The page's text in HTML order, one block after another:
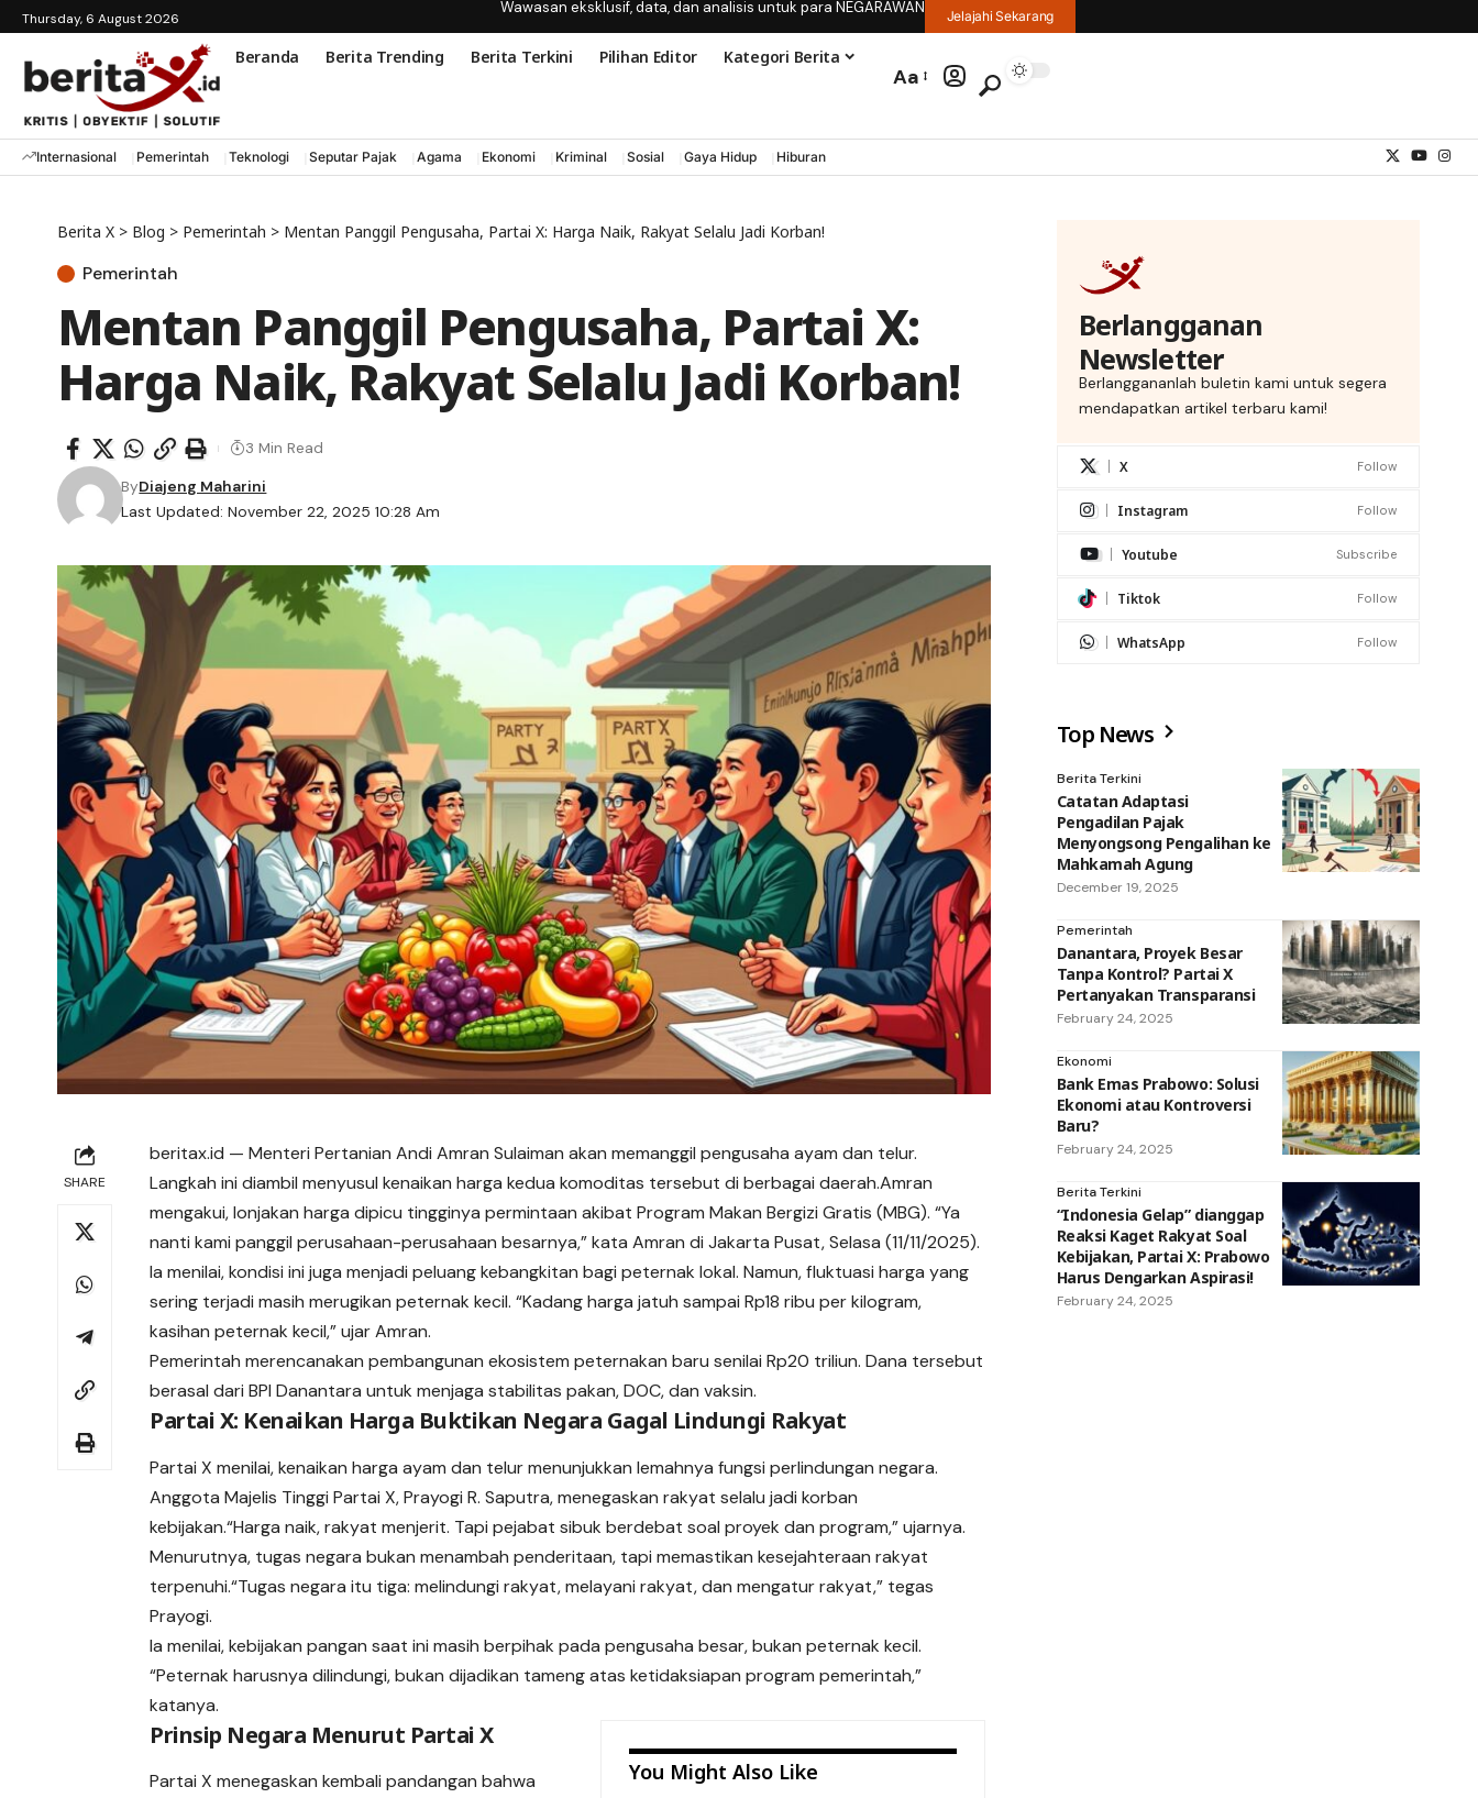
Thursday, 6 August 2026
Wawasan eksklusif, data, dan analisis untuk para NEGARAWAN Jelajahi Sekarang
Beranda Berita Trending Berita Terkini Pilihan Editor Kategori Berita
Aa
Internasional Pemerintah Teknologi Seputar Pajak Agama Ekonomi Kriminal Sosial Gaya Hidup Hiburan
Berita X > Blog > Pemerintah > Mentan Panggil Pengusaha, Partai X: Harga Naik, Rakyat Selalu Jadi Korban!
Pemerintah
Mentan Panggil Pengusaha, Partai X:
Harga Naik, Rakyat Selalu Jadi Korban!
Last Updated: November 22, 2025 10:28 Am
ByDiajeng Maharini
3 Min Read
SHARE
beritax.id — Menteri Pertanian Andi Amran Sulaiman akan memanggil pengusaha ayam dan telur.
Langkah ini diambil menyusul kenaikan harga kedua komoditas tersebut di berbagai daerah.Amran
mengakui, lonjakan harga dipicu tingginya permintaan akibat Program Makan Bergizi Gratis (MBG). “Ya
nanti kami panggil perusahaan-perusahaan besarnya,” kata Amran di Jakarta Pusat, Selasa (11/11/2025).
Ia menilai, kondisi ini juga menjadi peluang kebangkitan bagi peternak lokal. Namun, fluktuasi harga yang
sering terjadi masih merugikan peternak kecil. “Kadang harga jatuh sampai Rp18 ribu per kilogram,
kasihan peternak kecil,” ujar Amran.
Pemerintah merencanakan pembangunan ekosistem peternakan baru senilai Rp20 triliun. Dana tersebut
berasal dari BPI Danantara untuk menjaga stabilitas pakan, DOC, dan vaksin.
Partai X: Kenaikan Harga Buktikan Negara Gagal Lindungi Rakyat
Partai X menilai, kenaikan harga ayam dan telur menunjukkan lemahnya fungsi perlindungan negara.
Anggota Majelis Tinggi Partai X, Prayogi R. Saputra, menegaskan rakyat selalu jadi korban
kebijakan.“Harga naik, rakyat menjerit. Tapi pejabat sibuk berdebat soal proyek dan program,” ujarnya.
Menurutnya, tugas negara bukan menambah penderitaan, tapi memastikan kesejahteraan rakyat
terpenuhi.“Tugas negara itu tiga: melindungi rakyat, melayani rakyat, dan mengatur rakyat,” tegas
Prayogi.
Ia menilai, kebijakan pangan saat ini masih berpihak pada pengusaha besar, bukan peternak kecil.
“Peternak harusnya dilindungi, bukan dijadikan tameng atas ketidaksiapan program pemerintah,”
katanya.
You Might Also Like
Prinsip Negara Menurut Partai X
Partai X menegaskan kembali pandangan bahwa
Berlangganan
Newsletter
Berlanggananlah buletin kami untuk segera
mendapatkan artikel terbaru kami!
X Follow
Instagram Follow
Youtube Subscribe
Tiktok Follow
WhatsApp Follow
Top News
Berita Terkini
Catatan Adaptasi
Pengadilan Pajak
Menyongsong Pengalihan ke
Mahkamah Agung
December 19, 2025
Pemerintah
Danantara, Proyek Besar
Tanpa Kontrol? Partai X
Pertanyakan Transparansi
February 24, 2025
Ekonomi
Bank Emas Prabowo: Solusi
Ekonomi atau Kontroversi
Baru?
February 24, 2025
Berita Terkini
“Indonesia Gelap” dianggap
Reaksi Kaget Rakyat Soal
Kebijakan, Partai X: Prabowo
Harus Dengarkan Aspirasi!
February 24, 2025